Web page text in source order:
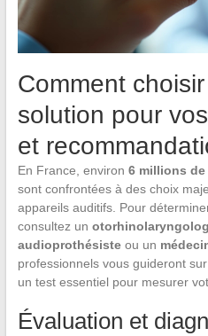
Comment
solution pour
et
En France, environ 6 millions
sont confrontées à des choix
appareils auditifs. Pour
consultez un
audioprothésisteou un
professionnels vous guideront sur
un test essentiel pour mesurer
Évaluation et